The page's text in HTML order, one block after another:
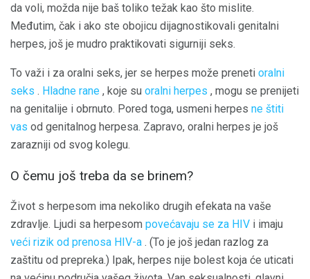
da voli, možda nije baš toliko težak kao što mislite.
Međutim, čak i ako ste obojicu dijagnostikovali genitalni
herpes, još je mudro praktikovati sigurniji seks.
To važi i za oralni seks, jer se herpes može preneti oralni
seks . Hladne rane , koje su oralni herpes , mogu se prenijeti
na genitalije i obrnuto. Pored toga, usmeni herpes ne štiti
vas od genitalnog herpesa. Zapravo, oralni herpes je još
zarazniji od svog kolegu.
O čemu još treba da se brinem?
Život s herpesom ima nekoliko drugih efekata na vaše
zdravlje. Ljudi sa herpesom povećavaju se za HIV i imaju
veći rizik od prenosa HIV-a . (To je još jedan razlog za
zaštitu od prepreka.) Ipak, herpes nije bolest koja će uticati